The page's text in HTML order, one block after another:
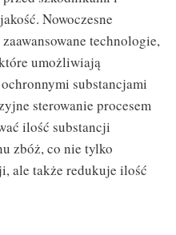
Nowoczesne
technologie,
umożliwiają
substancjami
sterowanie procesem
ilość substancji
zbóż, co nie tylko
ale także redukuje ilość